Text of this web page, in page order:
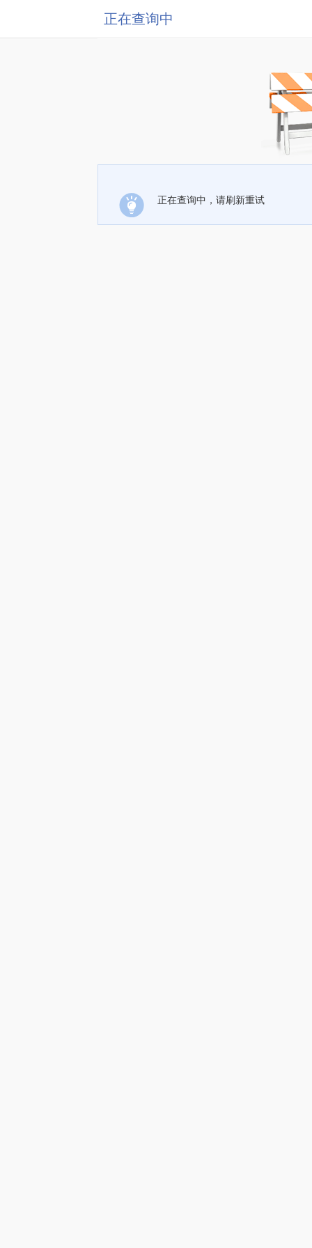
正在查询中
正在查询中，请刷新重试